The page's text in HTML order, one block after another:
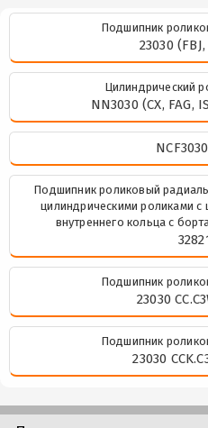
Подшипник
23030
Цилиндрический
NN3030 (CX, FAG,
Подшипник роликовый
цилиндрическими роликами с
внутреннего кольца с
Подшипник
23030
Подшипник
23030